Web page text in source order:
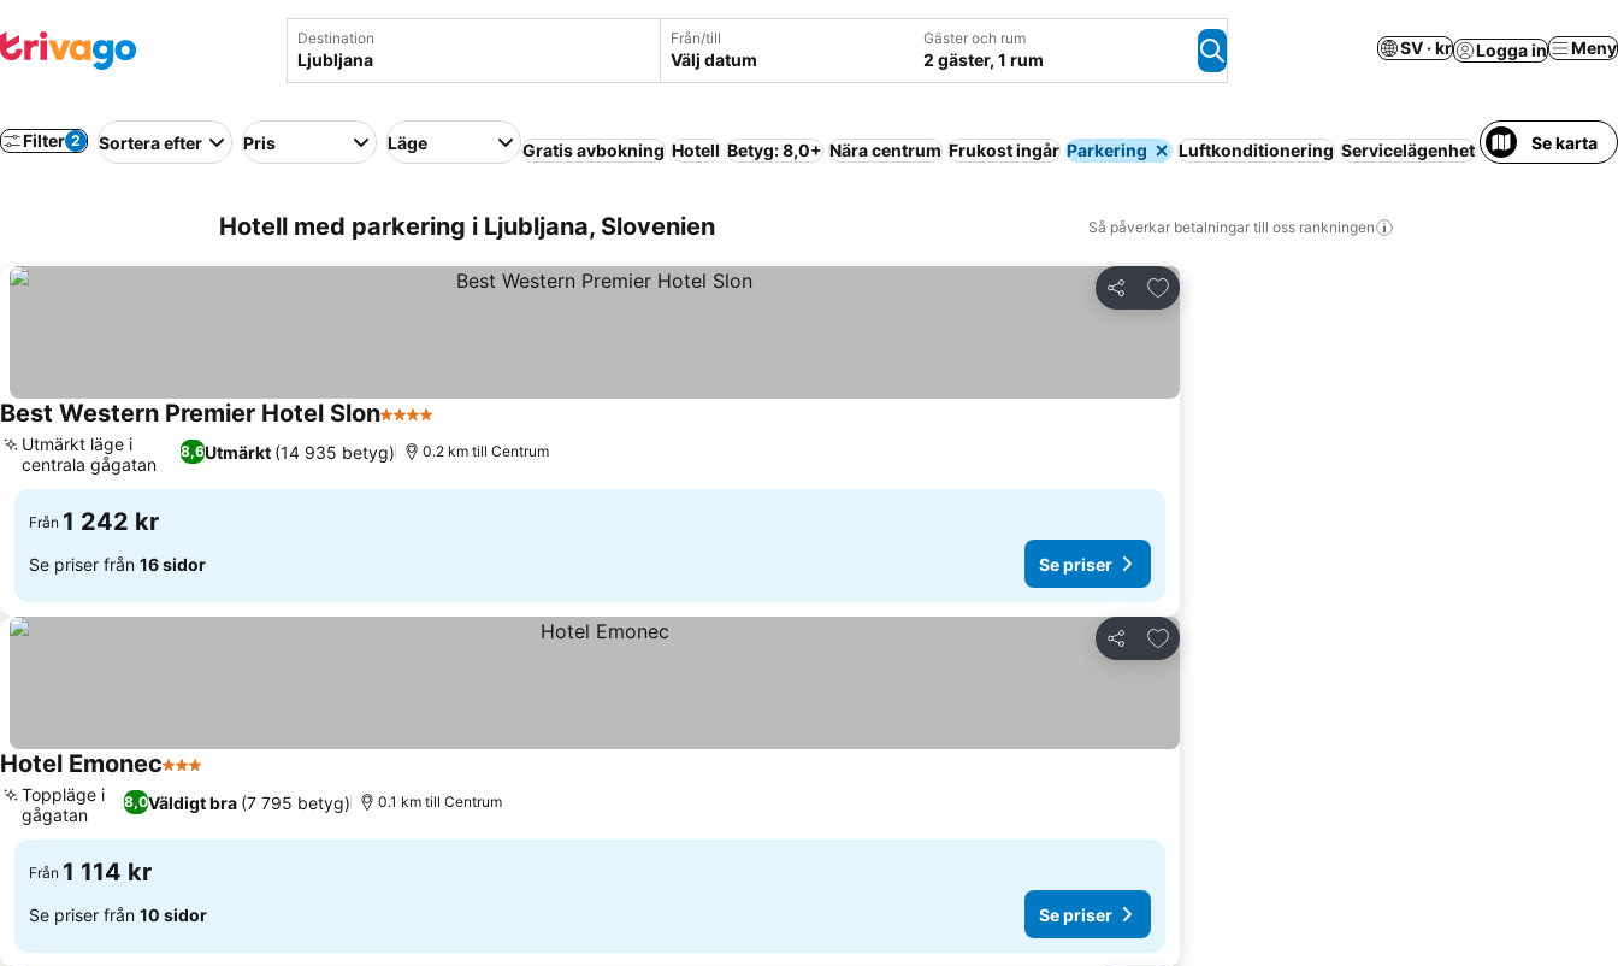
Destination Från/till
Välj datum
Gäster och rum
2 gäster, 1 rum
SV · kr Logga in Meny
Filter 2 Sortera efter Pris Läge Gratis avbokning Hotell Betyg: 8,0+ Nära centrum Frukost ingår Parkering Luftkonditionering Servicelägenhet Pool Wi-fi Helt
Se karta
Hotell med parkering i Ljubljana, Slovenien Så påverkar betalningar till oss rankningen
Dela
Lägg till i Mina Favoriter
Best Western Premier Hotel Slon4 Stjärnor
8,6Utmärkt (14 935 betyg)
Utmärkt läge i
centrala gågatan
0.2 km till Centrum
Från 1 242 kr
Se priser från 16 sidor Se priser
Dela
Lägg till i Mina Favoriter
Hotel Emonec3 Stjärnor
8,0Väldigt bra (7 795 betyg)
Toppläge i
gågatan
0.1 km till Centrum
Från 1 114 kr
Se priser från 10 sidor Se priser